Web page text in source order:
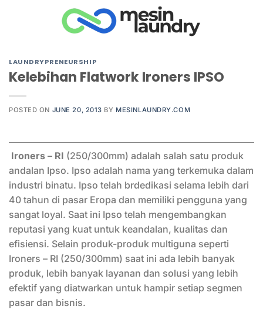
LAUNDRYPRENEURSHIP
Kelebihan Flatwork Ironers IPSO
POSTED ON JUNE 20, 2013 BY MESINLAUNDRY.COM
Ironers – RI (250/300mm) adalah salah satu produk
andalan Ipso. Ipso adalah nama yang terkemuka dalam
industri binatu. Ipso telah brdedikasi selama lebih dari
40 tahun di pasar Eropa dan memiliki pengguna yang
sangat loyal. Saat ini Ipso telah mengembangkan
reputasi yang kuat untuk keandalan, kualitas dan
efisiensi. Selain produk-produk multiguna seperti
Ironers – RI (250/300mm) saat ini ada lebih banyak
produk, lebih banyak layanan dan solusi yang lebih
efektif yang diatwarkan untuk hampir setiap segmen
pasar dan bisnis.